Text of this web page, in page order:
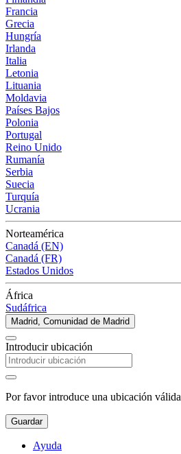
Francia
Grecia
Hungría
Irlanda
Italia
Letonia
Lituania
Moldavia
Países Bajos
Polonia
Portugal
Reino Unido
Rumanía
Serbia
Suecia
Turquía
Ucrania
Norteamérica
Canadá (EN)
Canadá (FR)
Estados Unidos
África
Sudáfrica
Madrid, Comunidad de Madrid
Introducir ubicación
Por favor introduce una ubicación válida
Guardar
Ayuda